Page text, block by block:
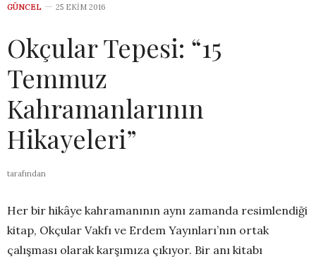
GÜNCEL 25 EKIM 2016
Okçular Tepesi: “15
Temmuz
Kahramanlarının
Hikayeleri”
tarafından
Her bir hikâye kahramanının aynı zamanda resimlendiği
kitap, Okçular Vakfı ve Erdem Yayınları’nın ortak
çalışması olarak karşımıza çıkıyor. Bir anı kitabı